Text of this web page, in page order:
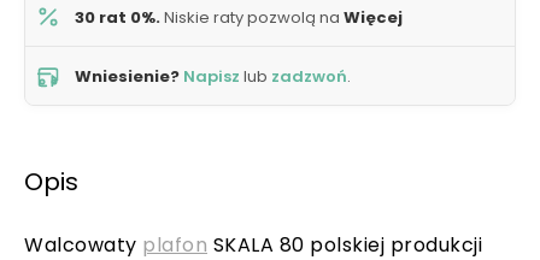
30 rat 0%.Niskie raty pozwolą na Więcej
Wniesienie? Napisz lub zadzwoń.
Opis
Walcowaty plafon SKALA 80 polskiej produkcji